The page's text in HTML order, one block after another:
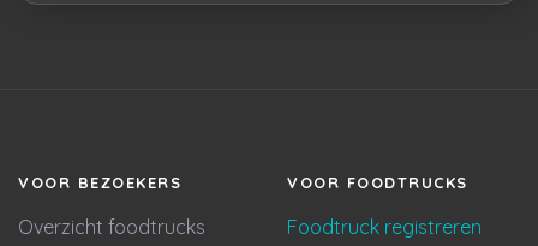
VOOR BEZOEKERS
Overzicht foodtrucks
VOOR FOODTRUCKS
Foodtruck registreren